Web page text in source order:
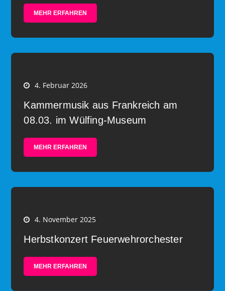
MEHR ERFAHREN
4. Februar 2026
Kammermusik aus Frankreich am
08.03. im Wülfing-Museum
MEHR ERFAHREN
4. November 2025
Herbstkonzert Feuerwehrorchester
MEHR ERFAHREN